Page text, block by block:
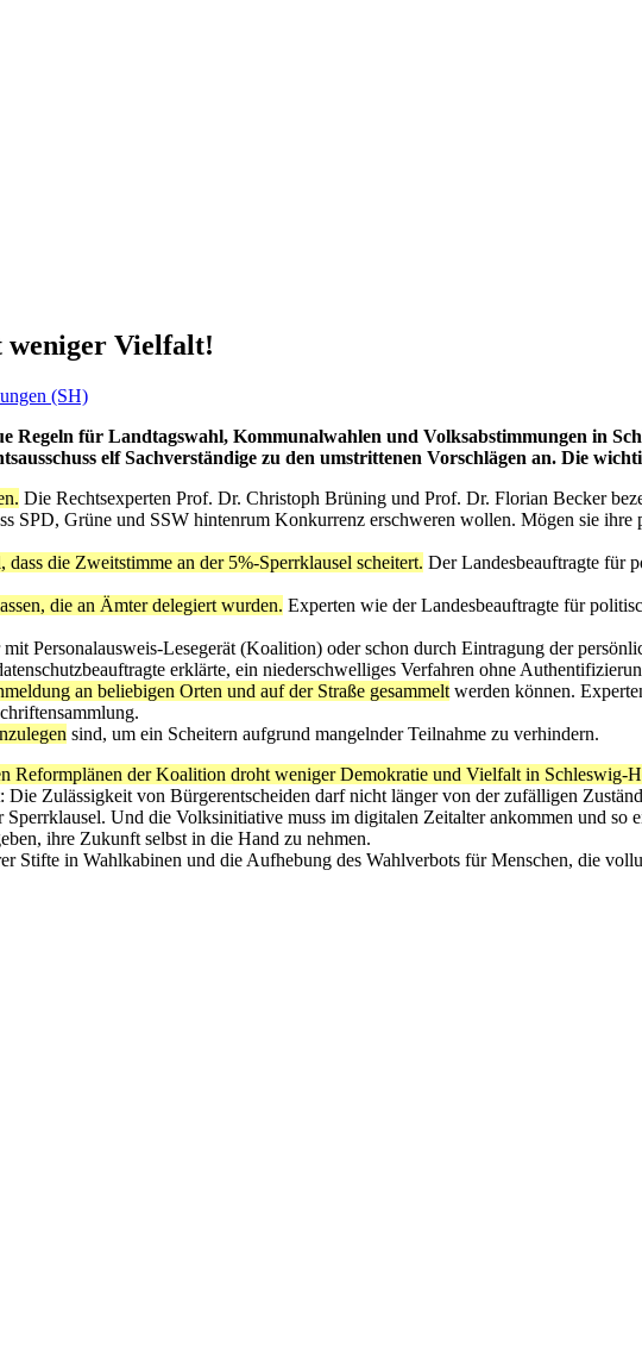
Vielfalt!
(SH)
Regeln für Landtagswahl, Kommunalwahlen und Volksabstimmungen in
elf Sachverständige zu den umstrittenen Vorschlägen an. Die
Die Rechtsexperten Prof. Dr. Christoph Brüning und Prof. Dr. Florian Becker
SPD, Grüne und SSW hintenrum Konkurrenz erschweren wollen. Mögen sie ihre
die Zweitstimme an der 5%-Sperrklausel scheitert. Der Landesbeauftragte für
die an Ämter delegiert wurden. Experten wie der Landesbeauftragte für
mit Personalausweis-Lesegerät (Koalition) oder schon durch Eintragung der
erklärte, ein niederschwelliges Verfahren ohne
an beliebigen Orten und auf der Straße gesammelt werden können.
sind, um ein Scheitern aufgrund mangelnder Teilnahme zu verhindern.
Reformplänen der Koalition droht weniger Demokratie und Vielfalt in Schleswig-
Zulässigkeit von Bürgerentscheiden darf nicht länger von der zufälligen
Und die Volksinitiative muss im digitalen Zeitalter ankommen und so
ihre Zukunft selbst in die Hand zu nehmen.
in Wahlkabinen und die Aufhebung des Wahlverbots für Menschen, die